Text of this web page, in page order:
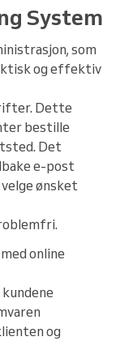
System
som
og effektiv
Dette
bestille
Det
e-post
ønsket
online
og